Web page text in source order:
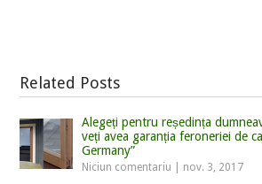
Related Posts
Alegeți pentru reședința
veți avea garanția feroneriei de
Germany”
Niciun comentariu nov. 3, 2017